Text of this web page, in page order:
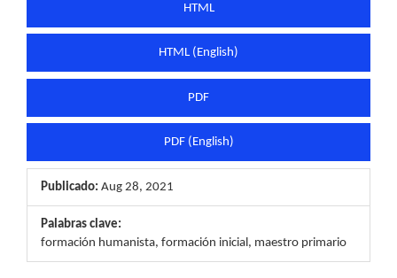
HTML
HTML (English)
PDF
PDF (English)
Publicado: Aug 28, 2021
Palabras clave:
formación humanista, formación inicial, maestro primario